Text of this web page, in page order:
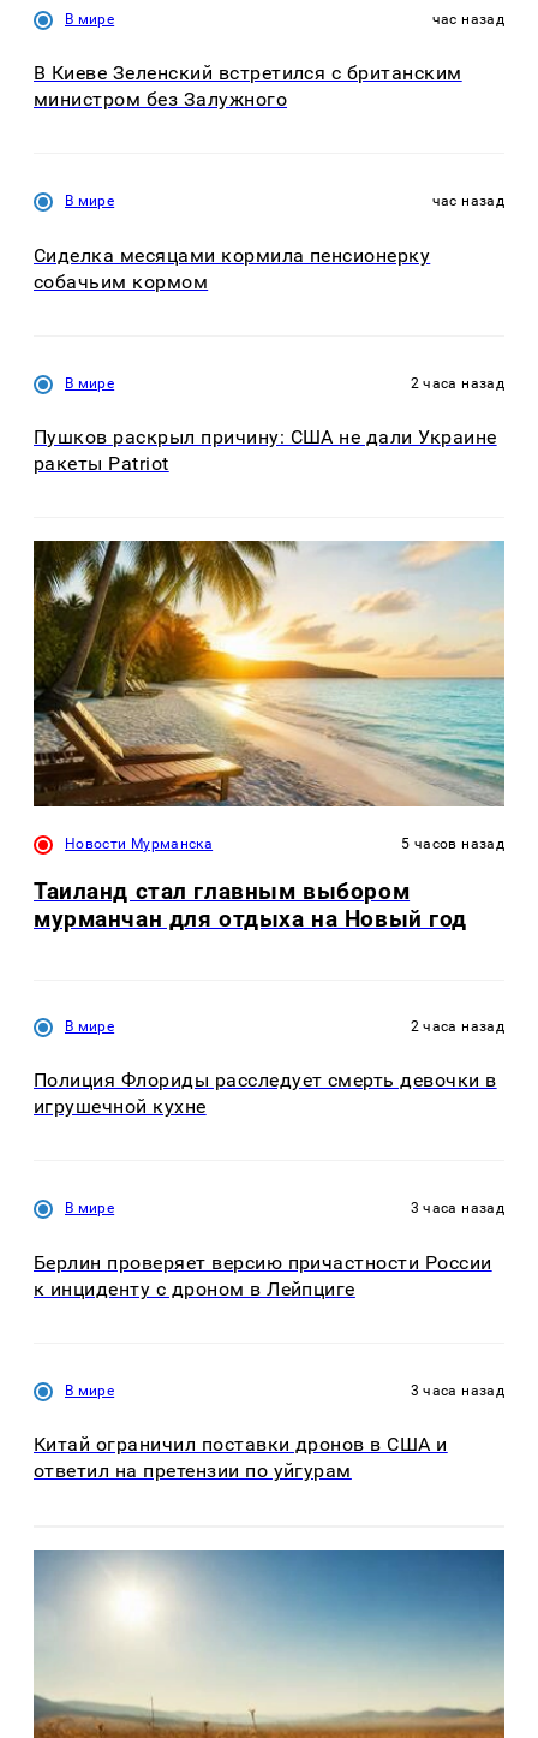
В мире час назад
В Киеве Зеленский встретился с британским
министром без Залужного
В мире час назад
Сиделка месяцами кормила пенсионерку
собачьим кормом
В мире 2 часа назад
Пушков раскрыл причину: США не дали Украине
ракеты Patriot
Новости Мурманска 5 часов назад
Таиланд стал главным выбором
мурманчан для отдыха на Новый год
В мире 2 часа назад
Полиция Флориды расследует смерть девочки в
игрушечной кухне
В мире 3 часа назад
Берлин проверяет версию причастности России
к инциденту с дроном в Лейпциге
В мире 3 часа назад
Китай ограничил поставки дронов в США и
ответил на претензии по уйгурам